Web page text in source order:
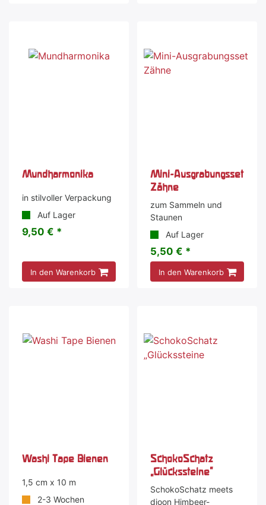
Mundharmonika
in stilvoller Verpackung
Auf Lager
9,50 € *
In den Warenkorb
Mini-Ausgrabungsset
Zähne
zum Sammeln und
Staunen
Auf Lager
5,50 € *
In den Warenkorb
Washi Tape Bienen
1,5 cm x 10 m
2-3 Wochen
SchokoSchatz
„Glückssteine"
SchokoSchatz meets
djoon Himbeer-